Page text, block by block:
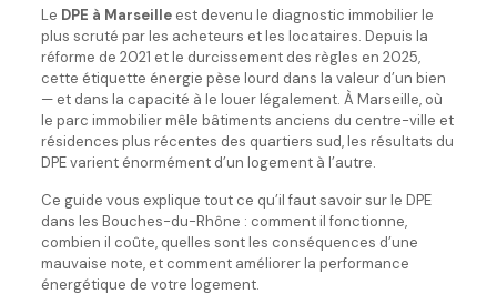
Le DPE à Marseilleest devenu le diagnostic immobilier le
plus scruté par les acheteurs et les locataires. Depuis la
réforme de 2021 et le durcissement des règles en 2025,
cette étiquette énergie pèse lourd dans la valeur d’un bien
— et dans la capacité à le louer légalement. À Marseille, où
le parc immobilier mêle bâtiments anciens du centre-ville et
résidences plus récentes des quartiers sud, les résultats du
DPE varient énormément d’un logement à l’autre.
Ce guide vous explique tout ce qu’il faut savoir sur le DPE
dans les Bouches-du-Rhône : comment il fonctionne,
combien il coûte, quelles sont les conséquences d’une
mauvaise note, et comment améliorer la performance
énergétique de votre logement.